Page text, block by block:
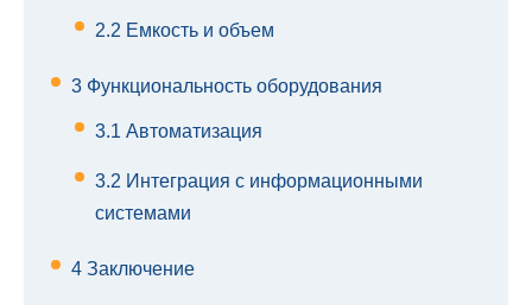
2.2 Емкость и объем
3 Функциональность оборудования
3.1 Автоматизация
3.2 Интеграция с информационными
системами
4 Заключение